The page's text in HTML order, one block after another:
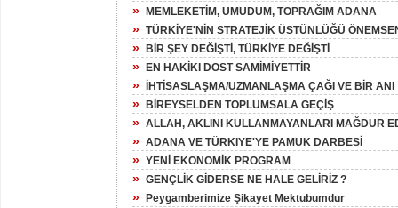
» MEMLEKETİM, UMUDUM, TOPRAĞIM ADANA
» TÜRKİYE'NİN STRATEJİK ÜSTÜNLÜĞÜ
» BİR ŞEY DEĞİŞTİ, TÜRKİYE DEĞİŞTİ
» EN HAKİKI DOST SAMİMİYETTİR
» İHTİSASLAŞMA/UZMANLAŞMA ÇAĞI VE BİR ANI
» BİREYSELDEN TOPLUMSALA GEÇİŞ
» ALLAH, AKLINI KULLANMAYANLARI MAĞDUR
» ADANA VE TÜRKIYE'YE PAMUK DARBESİ
» YENİ EKONOMİK PROGRAM
» GENÇLİK GİDERSE NE HALE GELİRİZ ?
» Peygamberimize Şikayet Mektubumdur